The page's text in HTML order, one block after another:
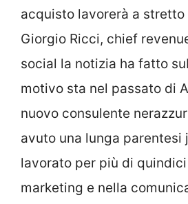
acquisto lavorerà a
Giorgio Ricci, chief
social la notizia ha fatto
motivo sta nel passato di
nuovo consulente
avuto una lunga parentesi
lavorato per più di quindici
marketing e nella